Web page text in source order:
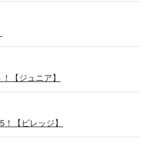
【ジュニア】
【ビレッジ】